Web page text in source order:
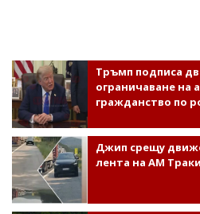
Тръмп подписа
ограничаване на
гражданство по
Джип срещу
лента на АМ